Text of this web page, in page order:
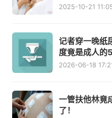
2025-10-21
记者穿一晚纸
度竟是成人的5
2026-06-18
一管扶他林竟
了！